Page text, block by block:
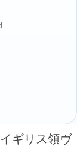
ギリス領ヴ